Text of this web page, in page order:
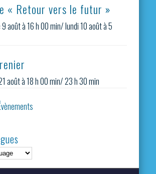
« Retour vers le futur »
août à 16 h 00 min/lundi 10 août à 5
août à 18 h 00 min/23 h 30 min